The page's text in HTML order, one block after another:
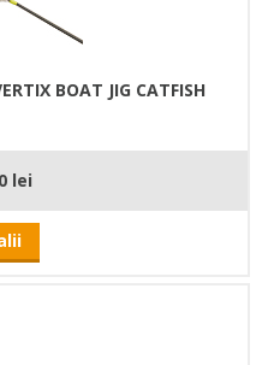
BOAT JIG CATFISH
lei